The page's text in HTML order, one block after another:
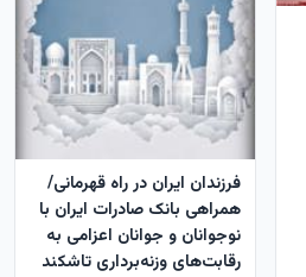
​فرزندان ایران در راه قهرمانی/
همراهی بانک صادرات ایران با
نوجوانان و جوانان اعزامی به
رقابت‌های وزنه‌برداری تاشکند